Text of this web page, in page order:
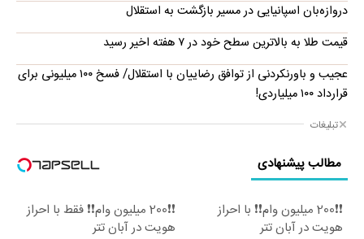
دروازه‌بان اسپانیایی در مسیر بازگشت به استقلال
قیمت طلا به بالاترین سطح خود در ۷ هفته اخیر رسید
عجیب و باورنکردنی از توافق رضاییان با استقلال/ فسخ ۱۰۰ میلیونی برای
قرارداد ۱۰۰ میلیاردی!
تبلیغات
مطالب پیشنهادی
❗❗200 میلیون وام❗❗ با احراز
هویت در آبان تتر
❗❗200 میلیون وام❗❗ فقط با احراز
هویت در آبان تتر